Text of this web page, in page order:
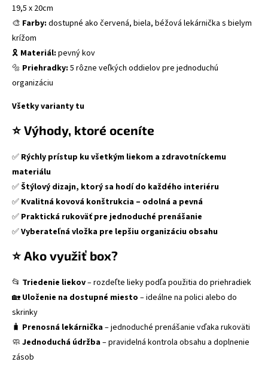
19,5 x 20cm
🎨 Farby: dostupné ako červená, biela, béžová lekárnička s bielym
krížom
🎗 Materiál: pevný kov
🔩 Priehradky: 5 rôzne veľkých oddielov pre jednoduchú
organizáciu
Všetky varianty tu
⭐ Výhody, ktoré oceníte
✅ Rýchly prístup ku všetkým liekom a zdravotníckemu
materiálu
✅Štýlový dizajn, ktorý sa hodí do každého interiéru
✅ Kvalitná kovová konštrukcia – odolná a pevná
✅ Praktická rukoväť pre jednoduché prenášanie
✅Vyberateľná vložka pre lepšiu organizáciu obsahu
⭐ Ako využiť box?
📂 Triedenie liekov– rozdeľte lieky podľa použitia do priehradiek
🏡 Uloženie na dostupné miesto – ideálne na polici alebo do
skrinky
🧳 Prenosná lekárnička– jednoduché prenášanie vďaka rukoväti
🧼 Jednoduchá údržba– pravidelná kontrola obsahu a doplnenie
zásob